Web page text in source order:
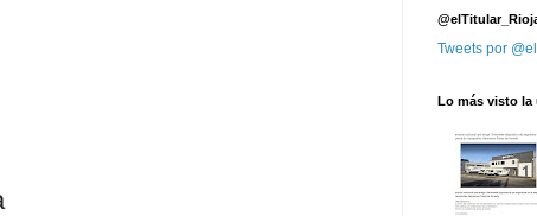
Tweets por
Lo más visto la